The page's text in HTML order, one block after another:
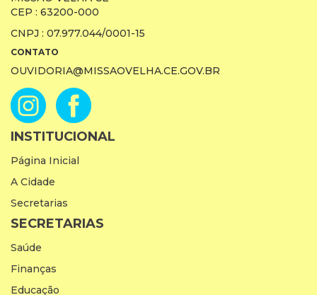
CEP : 63200-000
CNPJ : 07.977.044/0001-15
CONTATO
OUVIDORIA@MISSAOVELHA.CE.GOV.BR
INSTITUCIONAL
Página Inicial
A Cidade
Secretarias
SECRETARIAS
Saúde
Finanças
Educação